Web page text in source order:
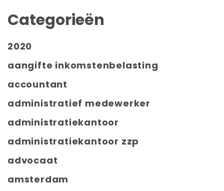
Categorieën
2020
aangifte inkomstenbelasting
accountant
administratief medewerker
administratiekantoor
administratiekantoor zzp
advocaat
amsterdam